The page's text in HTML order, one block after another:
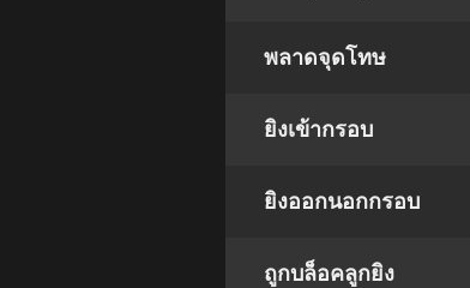
พลาดจุดโทษ
ยิงเข้ากรอบ
ยิงออกนอกกรอบ
ถูกบล็อคลูกยิง